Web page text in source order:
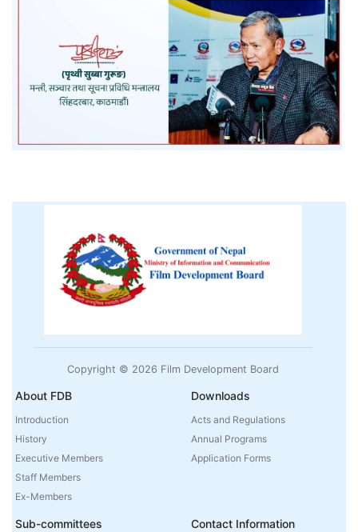
Copyright © 2026 Film Development Board
About FDB
Introduction
History
Executive Members
Staff Members
Ex-Members
Downloads
Acts and Regulations
Annual Programs
Application Forms
Sub-committees Contact Information